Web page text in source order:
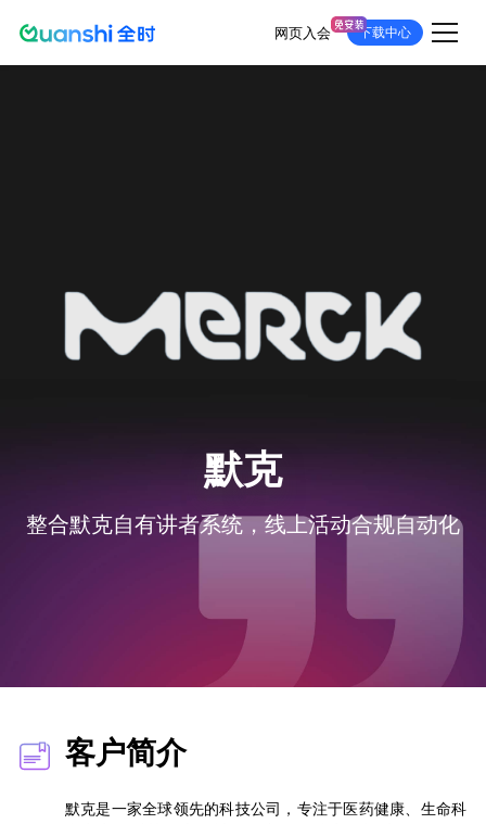
网页入会 下载中心
默克
整合默克自有讲者系统，线上活动合规自动化
客户简介
默克是一家全球领先的科技公司，专注于医药健康、生命科